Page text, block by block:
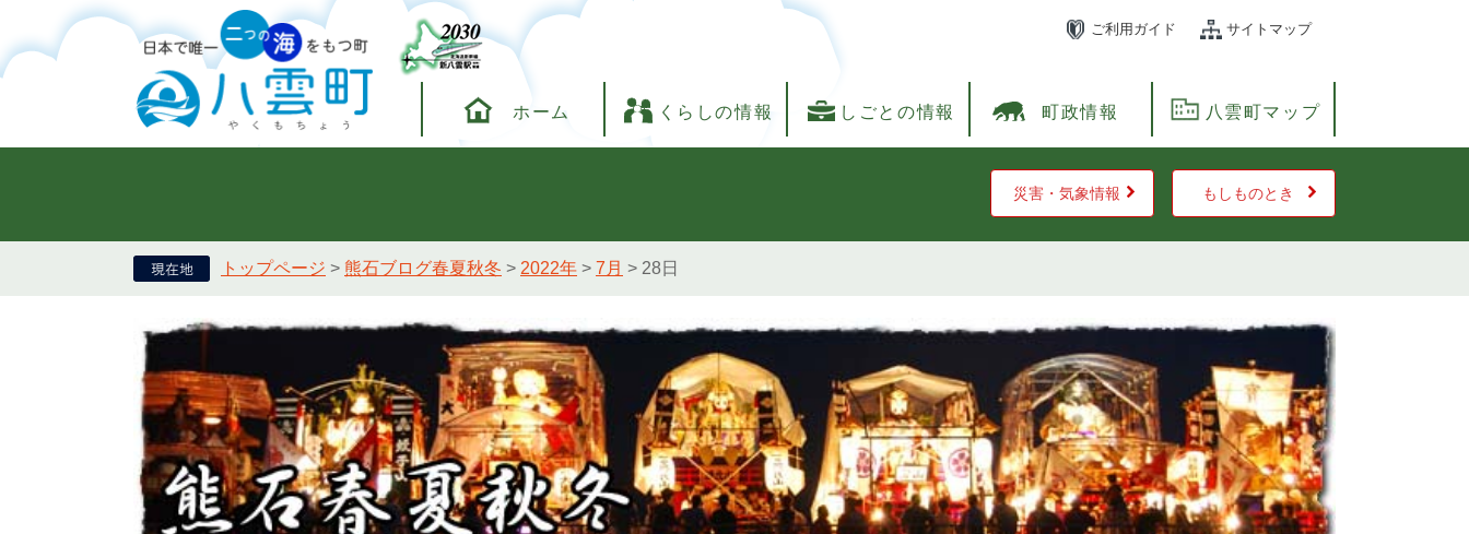
ご利用ガイド サイトマップ
ホーム くらしの情報 しごとの情報 町政情報 八雲町マップ
災害・気象情報 もしものとき
トップページ > 熊石ブログ春夏秋冬 > 2022年 > 7月 > 28日